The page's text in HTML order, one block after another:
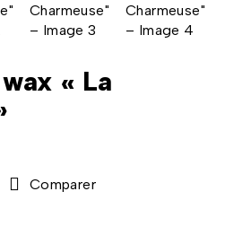
« La
Comparer